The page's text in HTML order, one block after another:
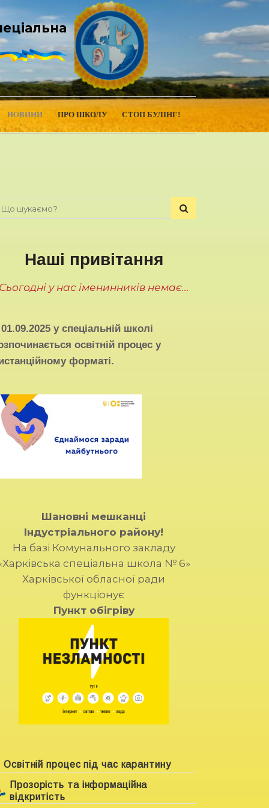
НОВИНИ ПРО ШКОЛУ СТОП БУЛІНГ!
Наші привітання
Сьогодні у нас іменинників немає...
01.09.2025 у спеціальній школі
освітній процес у
форматі.
Шановні мешканці
Індустріального району!
На базі Комунального закладу
спеціальна школа № 6»
Харківської обласної ради
функціонує
Пункт обігріву
Освітній процес під час карантину
Прозорість та інформаційна
відкритість